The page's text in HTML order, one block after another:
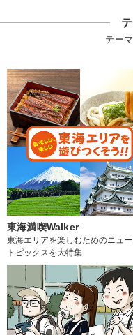
テー
東海満喫Walker
東海エリアを楽しむためのニュ
トピックスを大特集